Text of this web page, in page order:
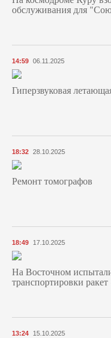
обслуживания для
14:59 06.11.2025
Гиперзвуковая
18:32 28.10.2025
Ремонт томографов
18:49 17.10.2025
На Восточном
транспортировки
13:24 15.10.2025